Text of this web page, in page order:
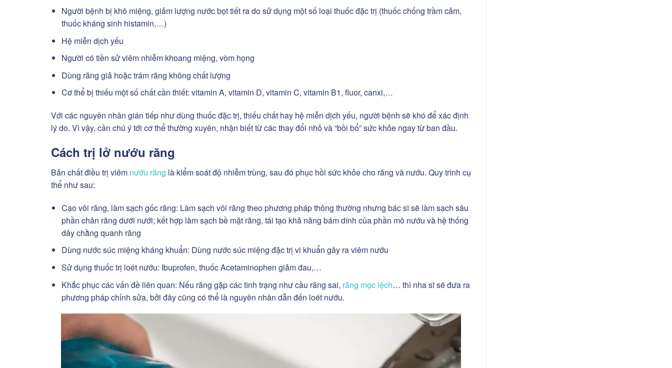
Người bệnh bị khô miệng, giảm lượng nước bọt tiết ra do sử dụng một số loại thuốc đặc trị (thuốc chống trầm cảm,
thuốc kháng sinh histamin,…)
Hệ miễn dịch yếu
Người có tiền sử viêm nhiễm khoang miệng, vòm họng
Dùng răng giả hoặc trám răng không chất lượng
Cơ thể bị thiếu một số chất cần thiết: vitamin A, vitamin D, vitamin C, vitamin B1, fluor, canxi,…
Với các nguyên nhân gián tiếp như dùng thuốc đặc trị, thiếu chất hay hệ miễn dịch yếu, người bệnh sẽ khó để xác định
lý do. Vì vậy, cần chú ý tới cơ thể thường xuyên, nhận biết từ các thay đổi nhỏ và “bồi bổ” sức khỏe ngay từ ban đầu.
Cách trị lở nướu răng
Bản chất điều trị viêm nướu răng là kiểm soát độ nhiễm trùng, sau đó phục hồi sức khỏe cho răng và nướu. Quy trình cụ
thể như sau:
Cạo vôi răng, làm sạch gốc răng: Làm sạch vôi răng theo phương pháp thông thường nhưng bác sĩ sẽ làm sạch sâu
phần chân răng dưới nưới; kết hợp làm sạch bề mặt răng, tái tạo khả năng bám dính của phần mô nướu và hệ thống
dây chằng quanh răng
Dùng nước súc miệng kháng khuẩn: Dùng nước súc miệng đặc trị vi khuẩn gây ra viêm nướu
Sử dụng thuốc trị loét nướu: Ibuprofen, thuốc Acetaminophen giảm đau,…
Khắc phục các vấn đề liên quan: Nếu răng gặp các tình trạng như cầu răng sai, răng mọc lệch… thì nha sĩ sẽ đưa ra
phương pháp chỉnh sửa, bởi đây cũng có thể là nguyên nhân dẫn đến loét nướu.